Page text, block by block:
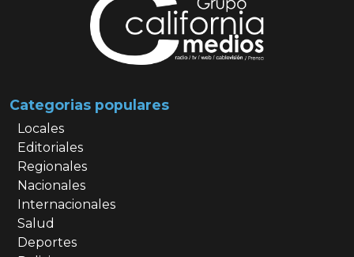
Categorias populares
Locales
Editoriales
Regionales
Nacionales
Internacionales
Salud
Deportes